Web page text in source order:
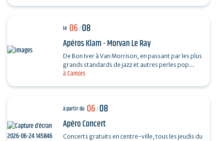
à Camors
le 06/08
Apéros Klam - Morvan Le Ray
De Bon Iver à Van Morrison, en passant par les plus
grands standards de jazz et autres perles pop
folk, Mo chante, accompagné de sa guitare et de
à partir du 06/08
Apéro Concert
Concerts gratuits en centre-ville, tous les jeudis du